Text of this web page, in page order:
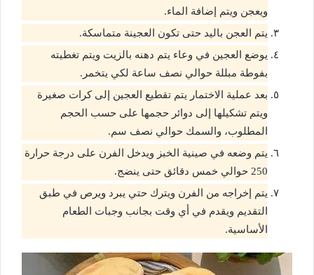
ويعجن ويتم إضافة الماء.
يتم العجن باليد حتى تكون العجينة متماسكة.
يوضع العجين في وعاء يتم دهنه بالزيت ويتم تغطيته
بفوطة مبللة حوالي نصف ساعة لكي يتخمر.
بعد عملية الاختمار يتم تقطيع العجين إلى كرات صغيرة
ويتم تشكيلها إلى دوائر حجمها على حسب الحجم
المطلوب، والسمك حوالي نصف سم.
يتم وضعه في صينية الخبز ويدخل الفرن على درجة حرارة
250 حوالي خمس دقائق حتى ينضج.
يتم إخراجه من الفرن ويترك حتي يبرد ويرص في طبق
التقديم ويقدم في أي وقت بجانب وجبات الطعام
الأساسية.